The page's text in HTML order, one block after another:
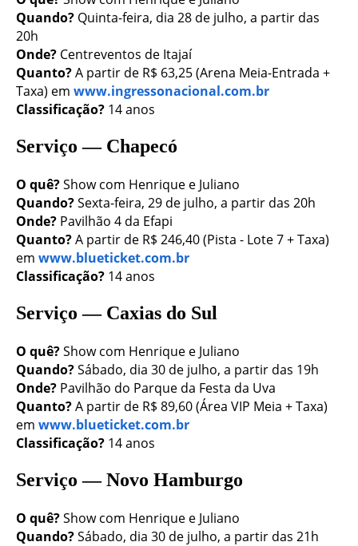
Quando? Quinta-feira, dia 28 de julho, a partir das
20h
Onde? Centreventos de Itajaí
Quanto?A partir de R$ 63,25 (Arena Meia-Entrada +
Taxa) em www.ingressonacional.com.br
Classificação? 14 anos
Serviço — Chapecó
O quê?Show com Henrique e Juliano
Quando?Sexta-feira, 29 de julho, a partir das 20h
Onde? Pavilhão 4 da Efapi
Quanto?A partir de R$ 246,40 (Pista - Lote 7 + Taxa)
em www.blueticket.com.br
Classificação? 14 anos
Serviço — Caxias do Sul
O quê?Show com Henrique e Juliano
Quando?Sábado, dia 30 de julho, a partir das 19h
Onde? Pavilhão do Parque da Festa da Uva
Quanto?A partir de R$ 89,60 (Área VIP Meia + Taxa)
em www.blueticket.com.br
Classificação? 14 anos
Serviço — Novo Hamburgo
O quê?Show com Henrique e Juliano
Quando?Sábado, dia 30 de julho, a partir das 21h